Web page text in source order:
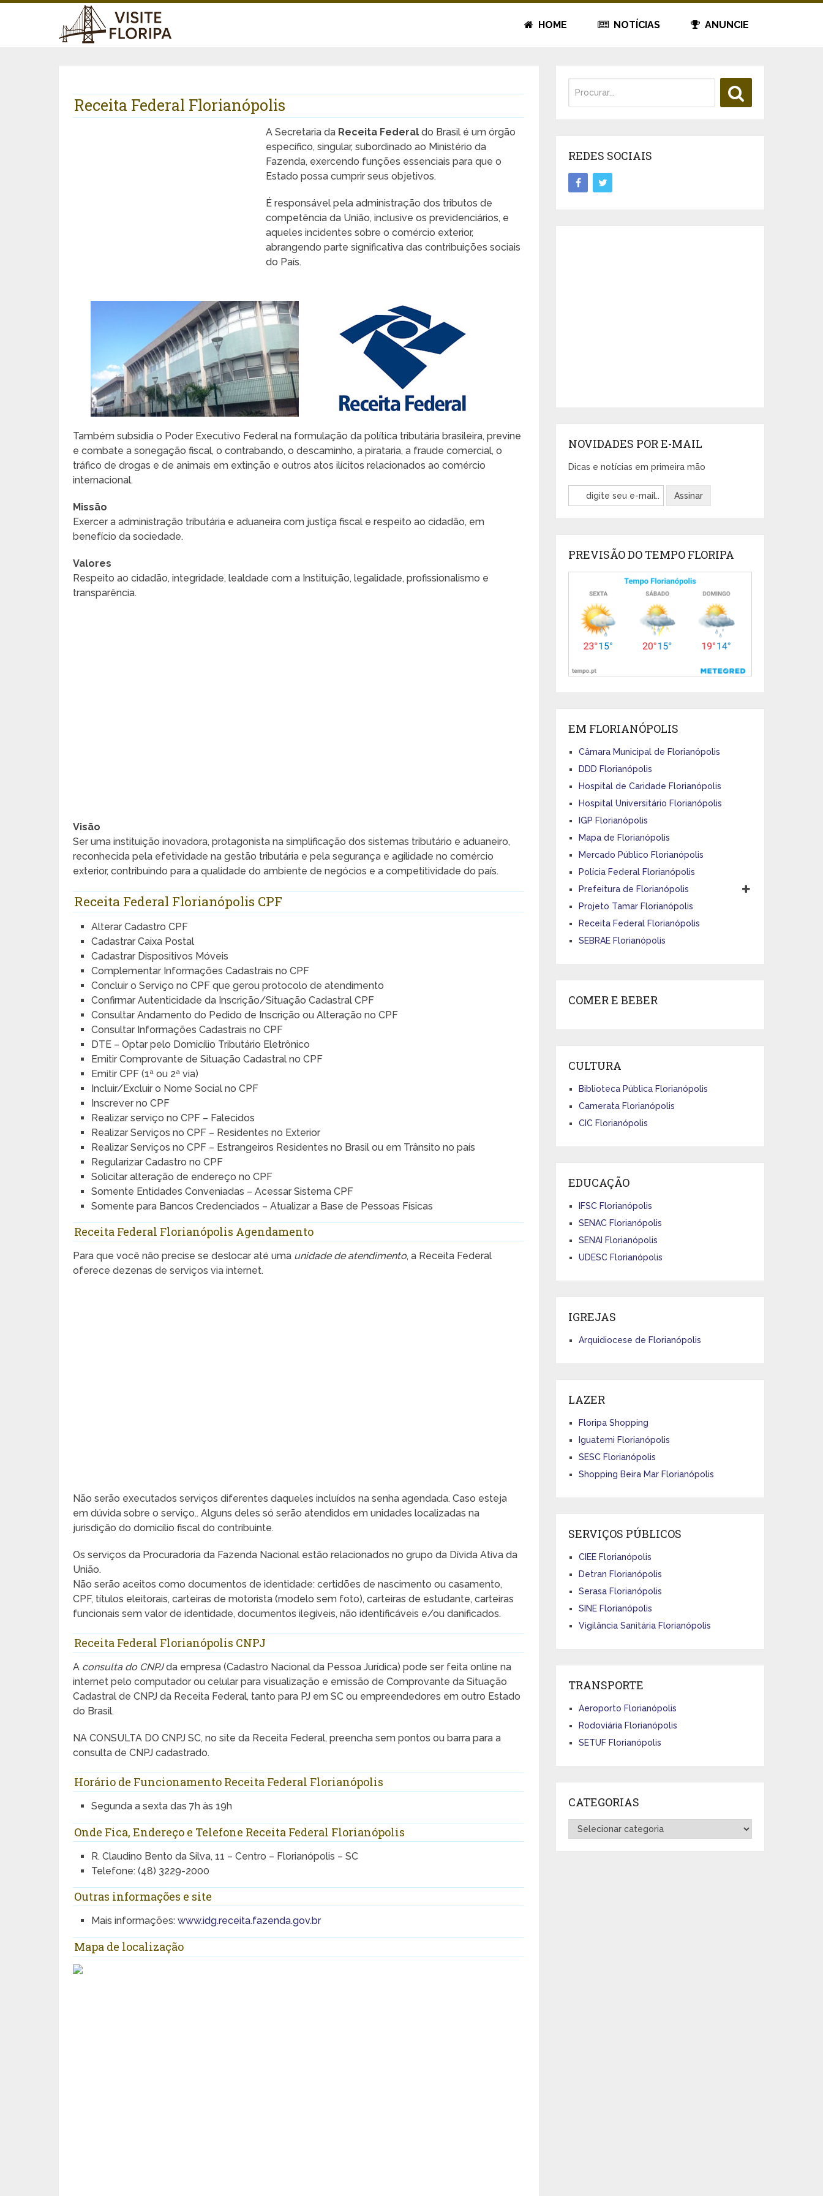
HOME NOTÍCIAS ANUNCIE
Receita Federal Florianópolis
A Secretaria da Receita Federal do Brasil é um órgão
específico, singular, subordinado ao Ministério da
Fazenda, exercendo funções essenciais para que o
Estado possa cumprir seus objetivos.
É responsável pela administração dos tributos de
competência da União, inclusive os previdenciários, e
aqueles incidentes sobre o comércio exterior,
abrangendo parte significativa das contribuições sociais
do País.
Também subsidia o Poder Executivo Federal na formulação da política tributária brasileira, previne
e combate a sonegação fiscal, o contrabando, o descaminho, a pirataria, a fraude comercial, o
tráfico de drogas e de animais em extinção e outros atos ilícitos relacionados ao comércio
internacional.
Missão
Exercer a administração tributária e aduaneira com justiça fiscal e respeito ao cidadão, em
benefício da sociedade.
Valores
Respeito ao cidadão, integridade, lealdade com a Instituição, legalidade, profissionalismo e
transparência.
Visão
Ser uma instituição inovadora, protagonista na simplificação dos sistemas tributário e aduaneiro,
reconhecida pela efetividade na gestão tributária e pela segurança e agilidade no comércio
exterior, contribuindo para a qualidade do ambiente de negócios e a competitividade do país.
Receita Federal Florianópolis CPF
Alterar Cadastro CPF
Cadastrar Caixa Postal
Cadastrar Dispositivos Móveis
Complementar Informações Cadastrais no CPF
Concluir o Serviço no CPF que gerou protocolo de atendimento
Confirmar Autenticidade da Inscrição/Situação Cadastral CPF
Consultar Andamento do Pedido de Inscrição ou Alteração no CPF
Consultar Informações Cadastrais no CPF
DTE – Optar pelo Domicílio Tributário Eletrônico
Emitir Comprovante de Situação Cadastral no CPF
Emitir CPF (1ª ou 2ª via)
Incluir/Excluir o Nome Social no CPF
Inscrever no CPF
Realizar serviço no CPF – Falecidos
Realizar Serviços no CPF – Residentes no Exterior
Realizar Serviços no CPF – Estrangeiros Residentes no Brasil ou em Trânsito no país
Regularizar Cadastro no CPF
Solicitar alteração de endereço no CPF
Somente Entidades Conveniadas – Acessar Sistema CPF
Somente para Bancos Credenciados – Atualizar a Base de Pessoas Físicas
Receita Federal Florianópolis Agendamento
Para que você não precise se deslocar até uma unidade de atendimento, a Receita Federal
oferece dezenas de serviços via internet.
Não serão executados serviços diferentes daqueles incluídos na senha agendada. Caso esteja
em dúvida sobre o serviço.. Alguns deles só serão atendidos em unidades localizadas na
jurisdição do domicílio fiscal do contribuinte.
Os serviços da Procuradoria da Fazenda Nacional estão relacionados no grupo da Dívida Ativa da
União.
Não serão aceitos como documentos de identidade: certidões de nascimento ou casamento,
CPF, títulos eleitorais, carteiras de motorista (modelo sem foto), carteiras de estudante, carteiras
funcionais sem valor de identidade, documentos ilegíveis, não identificáveis e/ou danificados.
Receita Federal Florianópolis CNPJ
A consulta do CNPJda empresa (Cadastro Nacional da Pessoa Jurídica) pode ser feita online na
internet pelo computador ou celular para visualização e emissão de Comprovante da Situação
Cadastral de CNPJ da Receita Federal, tanto para PJ em SC ou empreendedores em outro Estado
do Brasil.
NA CONSULTA DO CNPJ SC, no site da Receita Federal, preencha sem pontos ou barra para a
consulta de CNPJ cadastrado.
Horário de Funcionamento Receita Federal Florianópolis
Segunda a sexta das 7h às 19h
Onde Fica, Endereço e Telefone Receita Federal Florianópolis
R. Claudino Bento da Silva, 11 – Centro – Florianópolis – SC
Telefone: (48) 3229-2000
Outras informações e site
Mais informações:www.idg.receita.fazenda.gov.br
Mapa de localização
REDES SOCIAIS
NOVIDADES POR E-MAIL
Dicas e notícias em primeira mão
PREVISÃO DO TEMPO FLORIPA
EM FLORIANÓPOLIS
Câmara Municipal de Florianópolis
DDD Florianópolis
Hospital de Caridade Florianópolis
Hospital Universitário Florianópolis
IGP Florianópolis
Mapa de Florianópolis
Mercado Público Florianópolis
Polícia Federal Florianópolis
Prefeitura de Florianópolis
Projeto Tamar Florianópolis
Receita Federal Florianópolis
SEBRAE Florianópolis
COMER E BEBER
CULTURA
Biblioteca Pública Florianópolis
Camerata Florianópolis
CIC Florianópolis
EDUCAÇÃO
IFSC Florianópolis
SENAC Florianópolis
SENAI Florianópolis
UDESC Florianópolis
IGREJAS
Arquidiocese de Florianópolis
LAZER
Floripa Shopping
Iguatemi Florianópolis
SESC Florianópolis
Shopping Beira Mar Florianópolis
SERVIÇOS PÚBLICOS
CIEE Florianópolis
Detran Florianópolis
Serasa Florianópolis
SINE Florianópolis
Vigilância Sanitária Florianópolis
TRANSPORTE
Aeroporto Florianópolis
Rodoviária Florianópolis
SETUF Florianópolis
CATEGORIAS
Categorias